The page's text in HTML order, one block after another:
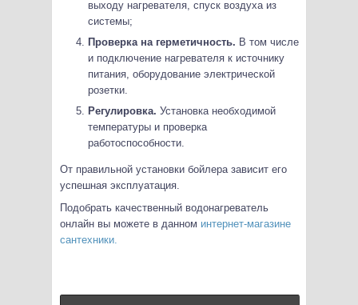
выходу нагревателя, спуск воздуха из
системы;
Проверка на герметичность. В том числе
и подключение нагревателя к источнику
питания, оборудование электрической
розетки.
Регулировка. Установка необходимой
температуры и проверка
работоспособности.
От правильной установки бойлера зависит его
успешная эксплуатация.
Подобрать качественный водонагреватель
онлайн вы можете в данном интернет-магазине
сантехники.